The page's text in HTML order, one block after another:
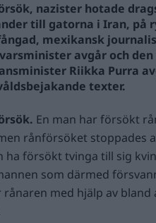
nazister hotade
till gatorna i Iran, på
mexikansk
avgår och
Riikka Purra
texter.
En man har försökt
rånförsöket stoppades
ha försökt tvinga till sig
som därmed
med hjälp av bland